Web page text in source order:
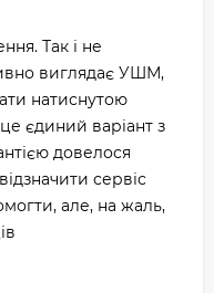
Так і не
виглядає УШМ,
натиснутою
єдиний варіант з
довелося
сервіс
але, на жаль,